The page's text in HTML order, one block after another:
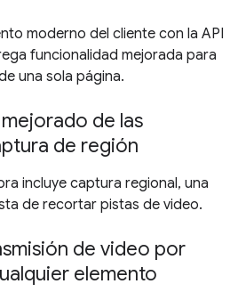
moderno del cliente con la API
funcionalidad mejorada para
una sola página.
de las
de región
incluye captura regional, una
de recortar pistas de video.
de video por
elemento